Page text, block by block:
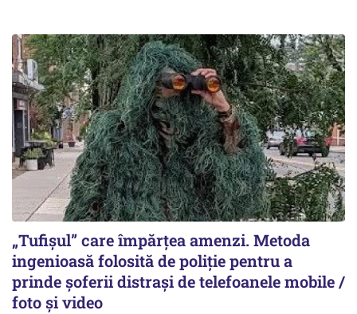
„Tufișul” care împărțea amenzi. Metoda
ingenioasă folosită de poliție pentru a
prinde șoferii distrași de telefoanele mobile /
foto și video